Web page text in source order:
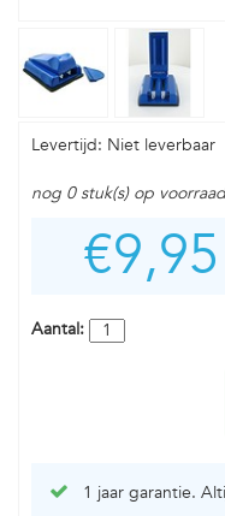
Levertijd: Niet leverbaar
nog 0 stuk(s) op voorraad
€9,95
Aantal:
1 jaar garantie.